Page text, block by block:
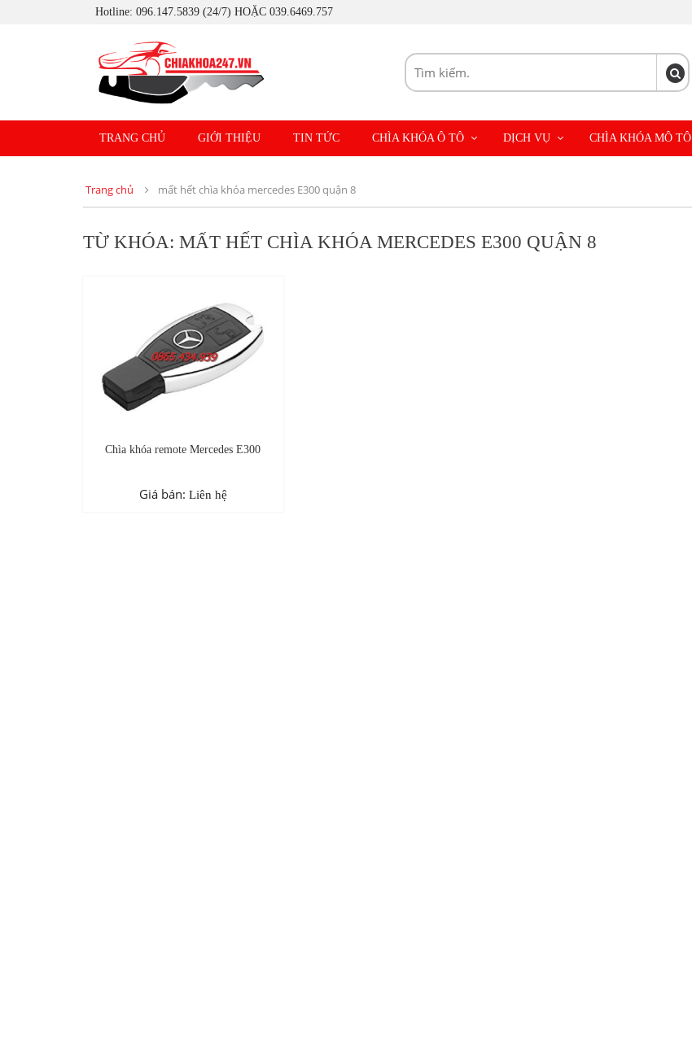
Hotline: 096.147.5839 (24/7) HOẶC 039.6469.757
TRANG CHỦ GIỚI THIỆU TIN TỨC CHÌA KHÓA Ô TÔ DỊCH VỤ CHÌA KHÓA MÔ TÔ
Trang chủ mất hết chìa khóa mercedes E300 quận 8
TỪ KHÓA: MẤT HẾT CHÌA KHÓA MERCEDES E300 QUẬN 8
Chìa khóa remote Mercedes E300
Giá bán: Liên hệ